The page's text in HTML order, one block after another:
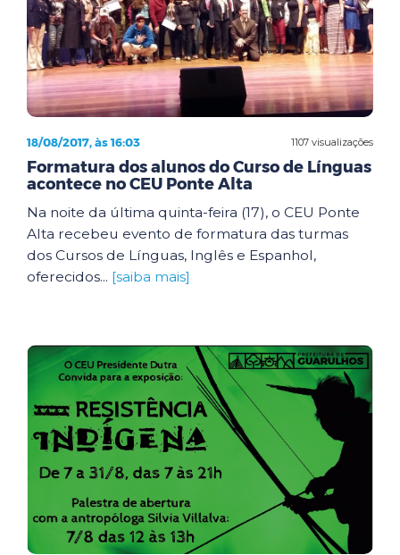
1107 visualizações
18/08/2017, às 16:03
Formatura dos alunos do Curso de Línguas
acontece no CEU Ponte Alta
Na noite da última quinta-feira (17), o CEU Ponte
Alta recebeu evento de formatura das turmas
dos Cursos de Línguas, Inglês e Espanhol,
oferecidos... [saiba mais]